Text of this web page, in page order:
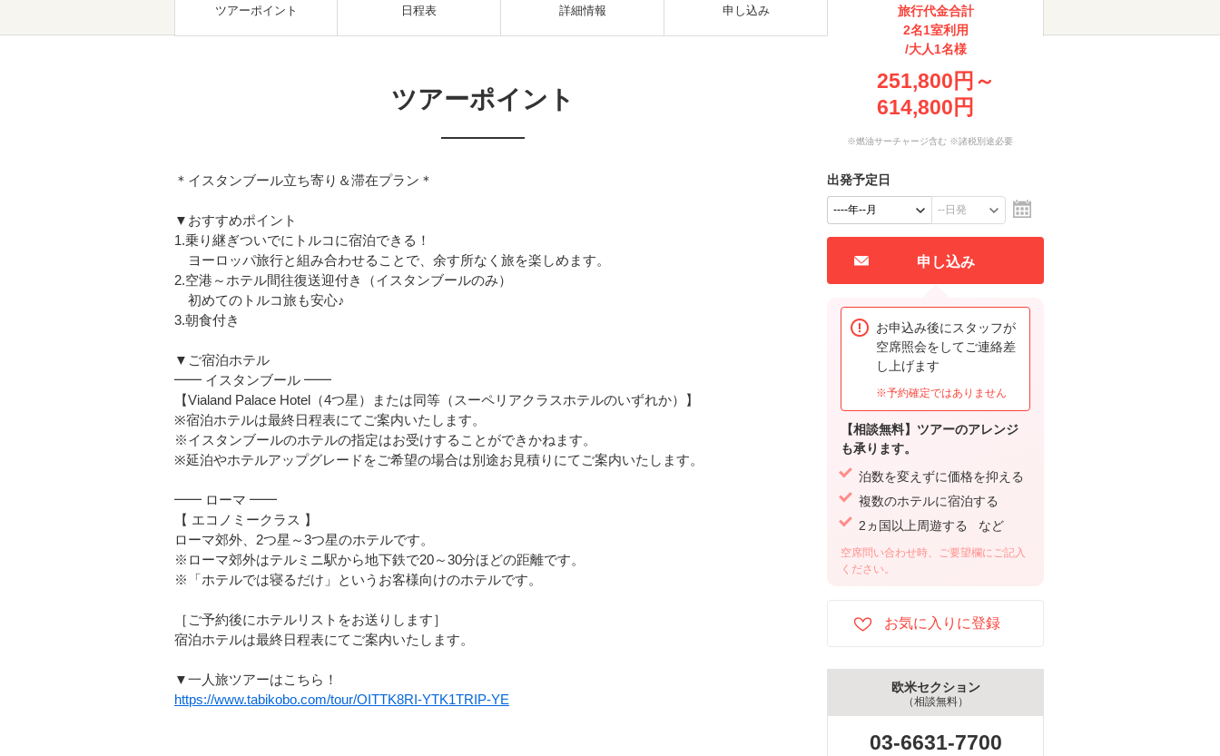
ツアーポイント 日程表 詳細情報 申し込み
ツアーポイント
＊イスタンブール立ち寄り＆滞在プラン＊
▼おすすめポイント
1.乗り継ぎついでにトルコに宿泊できる！
ヨーロッパ旅行と組み合わせることで、余す所なく旅を楽しめます。
2.空港～ホテル間往復送迎付き（イスタンブールのみ）
初めてのトルコ旅も安心♪
3.朝食付き
▼ご宿泊ホテル
━━ イスタンブール ━━
【Vialand Palace Hotel（4つ星）または同等（スーペリアクラスホテルのいずれか）】
※宿泊ホテルは最終日程表にてご案内いたします。
※イスタンブールのホテルの指定はお受けすることができかねます。
※延泊やホテルアップグレードをご希望の場合は別途お見積りにてご案内いたします。
━━ ローマ ━━
【 エコノミークラス 】
ローマ郊外、2つ星～3つ星のホテルです。
※ローマ郊外はテルミニ駅から地下鉄で20～30分ほどの距離です。
※「ホテルでは寝るだけ」というお客様向けのホテルです。
［ご予約後にホテルリストをお送りします］
宿泊ホテルは最終日程表にてご案内いたします。
▼一人旅ツアーはこちら！
https://www.tabikobo.com/tour/OITTK8RI-YTK1TRIP-YE
旅行代金合計
2名1室利用
/大人1名様
251,800円～
614,800円
※燃油サーチャージ含む ※諸税別途必要
出発予定日
申し込み
お申込み後にスタッフが
空席照会をしてご連絡差
し上げます
※予約確定ではありません
【相談無料】ツアーのアレンジ
も承ります。
泊数を変えずに価格を抑える
複数のホテルに宿泊する
2ヵ国以上周遊する など
空席問い合わせ時、ご要望欄にご記入
ください。
欧米セクション
（相談無料）
03-6631-7700